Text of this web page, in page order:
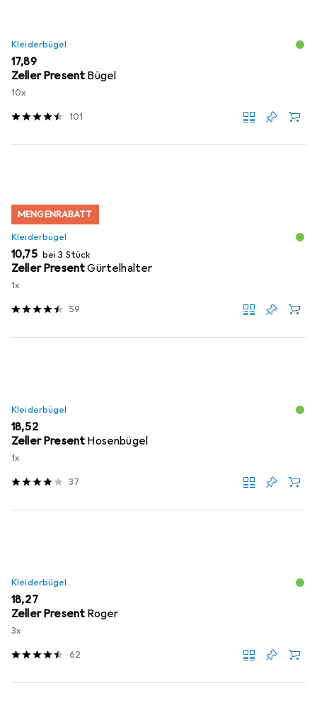
Kleiderbügel
EUR
17,89
Zeller Present Bügel
10x
101
MENGENRABATT
Kleiderbügel
EUR
10,75 bei 3 Stück
Zeller PresentGürtelhalter
1x
59
Kleiderbügel
EUR
18,52
Zeller Present Hosenbügel
1x
37
Kleiderbügel
EUR
18,27
Zeller Present Roger
3x
62